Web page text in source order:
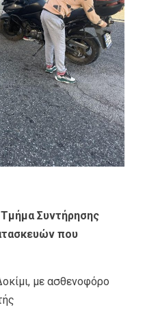
Τμήμα Συντήρησης
που
με ασθενοφόρο